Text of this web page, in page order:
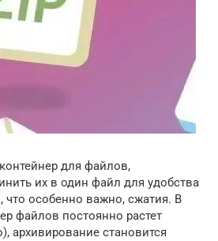
для файлов,
их в один файл для удобства
что особенно важно, сжатия. В
файлов постоянно растет
архивирование становится